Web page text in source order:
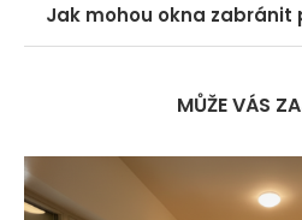
Jak mohou okna zabránit
MŮŽE VÁS